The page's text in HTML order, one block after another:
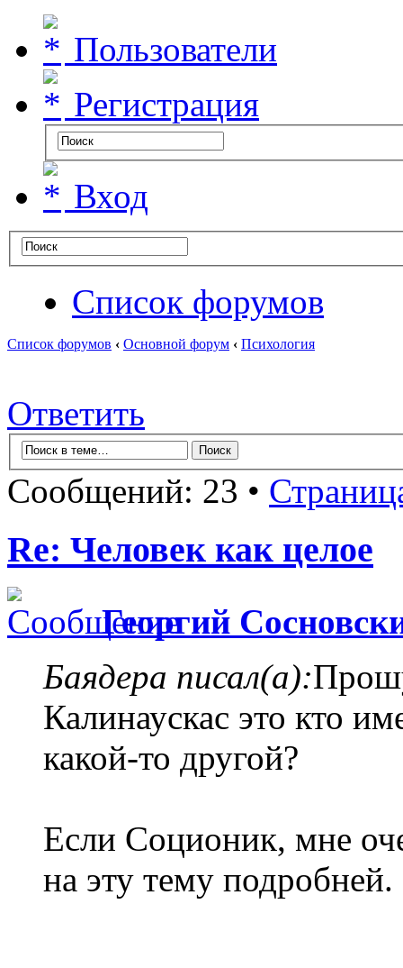
Пользователи
Регистрация
Вход
Список форумов
Список форумов ‹ Основной форум ‹ Психология
Ответить
Сообщений: 23 •
Re: Человек как целое
Георгий
Баядера писал(а):
Калинаускас это кто
какой-то другой?
Если Соционик, мне
на эту тему